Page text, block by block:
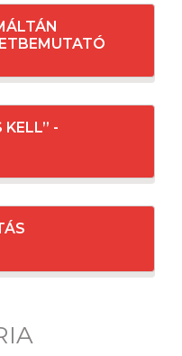
KELL” -